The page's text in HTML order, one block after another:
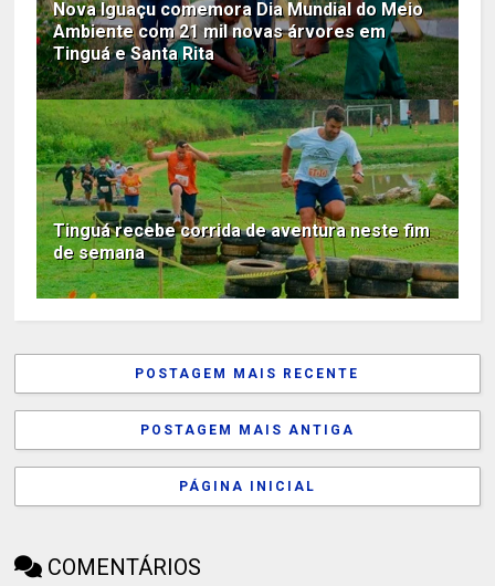
Nova Iguaçu comemora Dia Mundial do Meio
Ambiente com 21 mil novas árvores em
Tinguá e Santa Rita
Tinguá recebe corrida de aventura neste fim
de semana
POSTAGEM MAIS RECENTE
POSTAGEM MAIS ANTIGA
PÁGINA INICIAL
COMENTÁRIOS